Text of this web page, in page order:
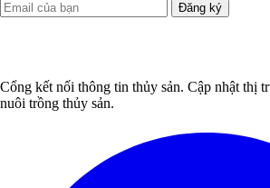
Đăng ký
Cổng kết nối thông tin thủy sản. Cập nhật thị
nuôi trồng thủy sản.